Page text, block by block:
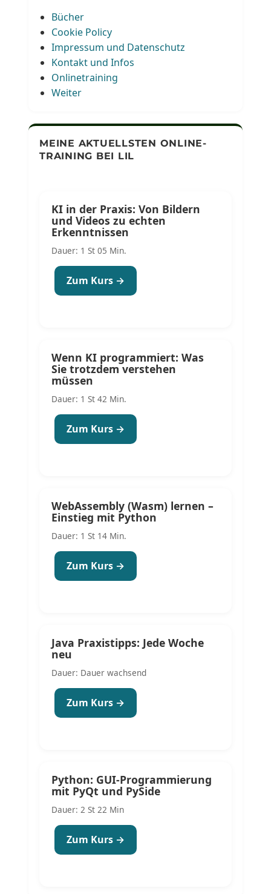
Bücher
Cookie Policy
Impressum und Datenschutz
Kontakt und Infos
Onlinetraining
Weiter
MEINE AKTUELLSTEN ONLINE-
TRAINING BEI LIL
KI in der Praxis: Von Bildern
und Videos zu echten
Erkenntnissen
Dauer: 1 St 05 Min.
Zum Kurs →
Wenn KI programmiert: Was
Sie trotzdem verstehen
müssen
Dauer: 1 St 42 Min.
Zum Kurs →
WebAssembly (Wasm) lernen –
Einstieg mit Python
Dauer: 1 St 14 Min.
Zum Kurs →
Java Praxistipps: Jede Woche
neu
Dauer: Dauer wachsend
Zum Kurs →
Python: GUI-Programmierung
mit PyQt und PySide
Dauer: 2 St 22 Min
Zum Kurs →